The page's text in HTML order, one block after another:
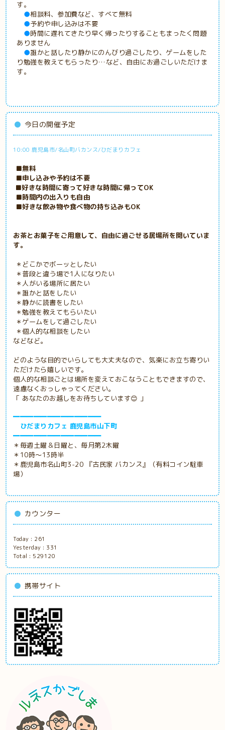
す。
●相談料、参加費など、すべて無料
●予約や申し込みは不要
●時間に遅れてきたり早く帰ったりすることもまったく問題
ありません
●誰かと話したり静かにのんびり過ごしたり、ゲームをした
り勉強を教えてもらったり…など、自由にお過ごしいただけま
す。
今日の開催予定
10:00 鹿児島市/名山町バカンス/ひだまりカフェ
■無料
■申し込みや予約は不要
■好きな時間に寄って好きな時間に帰ってOK
■時間内の出入りも自由
■好きな飲み物や食べ物の持ち込みもOK
お茶とお菓子をご用意して、自由に過ごせる居場所を開いていま
す。
＊どこかでボーッとしたい
＊普段と違う場で1人になりたい
＊人がいる場所に居たい
＊誰かと話をしたい
＊静かに読書をしたい
＊勉強を教えてもらいたい
＊ゲームをして過ごしたい
＊個人的な相談をしたい
などなど。
どのような目的でいらしても大丈夫なので、気楽にお立ち寄りい
ただけたら嬉しいです。
個人的な相談ごとは場所を変えておこなうこともできますので、
遠慮なくおっしゃってください。
「 あなたのお越しをお待ちしています😊 」
━━━━━━━━━━━━━
ひだまりカフェ 鹿児島市山下町
━━━━━━━━━━━━━
＊毎週土曜＆日曜と、毎月第2木曜
＊10時～13時半
＊鹿児島市名山町3-20 『古民家 バカンス』（有料コイン駐車
場）
カウンター
Today : 261
Yesterday : 331
Total : 529120
携帯サイト